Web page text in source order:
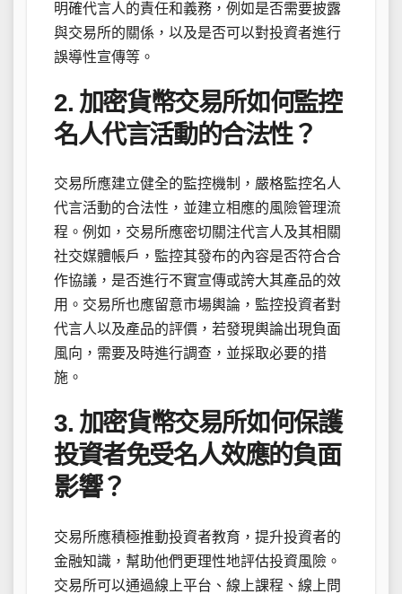
明確代言人的責任和義務，例如是否需要披露
與交易所的關係，以及是否可以對投資者進行
誤導性宣傳等。
2. 加密貨幣交易所如何監控
名人代言活動的合法性？
交易所應建立健全的監控機制，嚴格監控名人
代言活動的合法性，並建立相應的風險管理流
程。例如，交易所應密切關注代言人及其相關
社交媒體帳戶，監控其發布的內容是否符合合
作協議，是否進行不實宣傳或誇大其產品的效
用。交易所也應留意市場輿論，監控投資者對
代言人以及產品的評價，若發現輿論出現負面
風向，需要及時進行調查，並採取必要的措
施。
3. 加密貨幣交易所如何保護
投資者免受名人效應的負面
影響？
交易所應積極推動投資者教育，提升投資者的
金融知識，幫助他們更理性地評估投資風險。
交易所可以通過線上平台、線上課程、線上問